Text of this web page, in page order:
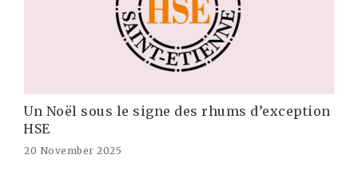
Un Noël sous le signe des rhums d’exception
HSE
20 November 2025